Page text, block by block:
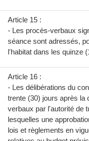
Article 15 :
- Les procès-verbaux
séance sont adressés,
l'habitat dans les quinze
Article 16 :
- Les délibérations du
trente (30) jours après la
verbaux par l'autorité de
lesquelles une
lois et règlements en